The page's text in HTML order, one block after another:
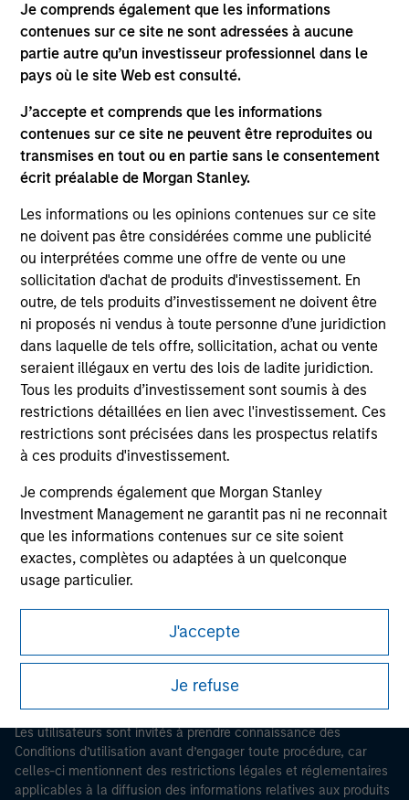
Je comprends également que les informations
contenues sur ce site ne sont adressées à aucune
partie autre qu’un investisseur professionnel dans le
pays où le site Web est consulté.
J’accepte et comprends que les informations
contenues sur ce site ne peuvent être reproduites ou
transmises en tout ou en partie sans le consentement
écrit préalable de Morgan Stanley.
Les informations ou les opinions contenues sur ce site
ne doivent pas être considérées comme une publicité
ou interprétées comme une offre de vente ou une
sollicitation d'achat de produits d'investissement. En
outre, de tels produits d’investissement ne doivent être
ni proposés ni vendus à toute personne d’une juridiction
dans laquelle de tels offre, sollicitation, achat ou vente
seraient illégaux en vertu des lois de ladite juridiction.
Tous les produits d’investissement sont soumis à des
restrictions détaillées en lien avec l'investissement. Ces
restrictions sont précisées dans les prospectus relatifs
à ces produits d'investissement.
Je comprends également que Morgan Stanley
Investment Management ne garantit pas ni ne reconnait
que les informations contenues sur ce site soient
exactes, complètes ou adaptées à un quelconque
usage particulier.
obligations aux professionnels du secteur financier
pour prévenir l’utilisation détournée de fonds
d’investissement à des fins de blanchiment de capitaux,
y compris des procédures permettant l'identification
des abonnés et la réalisation de vérifications, ainsi que
d'autres contrôles de sécurité pertinents.
Je reconnais qu'aucune entité de Morgan Stanley
J'accepte
Je refuse
As of July 25, 2025. The above is provided for informational
and educational purposes only. There is no guarantee that
the investment mentioned resulted in positive performance
(for realized holdings), or will perform well in the future (for
current holdings). The trademarks and service marks above
are the property of their respective owners. The information
on this website has not been authorized, sponsored, or
otherwise approved by such owners. By clicking on any
links shown here, you agree that you are navigating to a
third party site. We are providing these hyperlinks to you
only as a convenience and the inclusion of any hyperlink is
not and does not imply any endorsement, approval,
investigation, verification or monitoring by us of any
information contained in any hyperlinked site. In no event
shall we be responsible for the information contained on
the site or your use of such site.
Morgan Stanley
Morgan Stanley Careers
Les utilisateurs sont invités à prendre connaissance des
Conditions d’utilisation avant d’engager toute procédure, car
celles-ci mentionnent des restrictions légales et réglementaires
applicables à la diffusion des informations relatives aux produits